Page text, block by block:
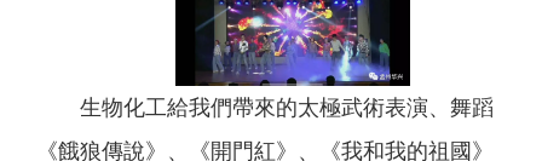
生物化工給我們帶來的太極武術表演、舞蹈
《餓狼傳說》、《開門紅》、《我和我的祖國》